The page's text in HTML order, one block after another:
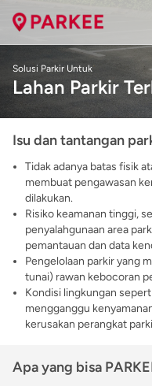
Solusi Parkir Untuk
Lahan Parkir
Isu dan tantangan
Tidak adanya batas fisik
membuat pengawasan
dilakukan.
Risiko keamanan tinggi,
penyalahgunaan area
pemantauan dan data
Pengelolaan parkir yang
tunai) rawan kebocoran
Kondisi lingkungan
mengganggu
kerusakan perangkat
Apa yang bisa